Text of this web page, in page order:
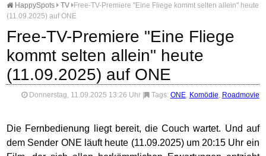
HappySpots TV
Free-TV-Premiere "Eine Fliege kommt selten allein" heute
(11.09.2025) auf ONE
Free-TV-Premiere "Eine Fliege
kommt selten allein" heute
(11.09.2025) auf ONE
Donnerstag, 11.09.2025 13:26 Uhr Tags: ONE, Komödie, Roadmovie
Die Fernbedienung liegt bereit, die Couch wartet. Und auf
dem Sender ONE läuft heute (11.09.2025) um 20:15 Uhr ein